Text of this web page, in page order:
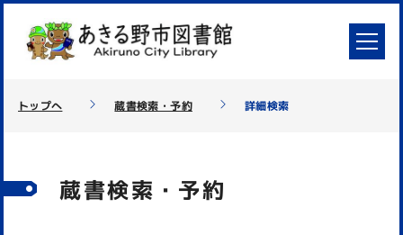
トップへ 蔵書検索・予約 詳細検索
蔵書検索・予約